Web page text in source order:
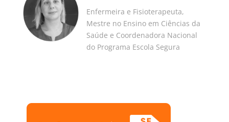
Enfermeira e Fisioterapeuta,
Mestre no Ensino em Ciências da
Saúde e Coordenadora Nacional
do Programa Escola Segura